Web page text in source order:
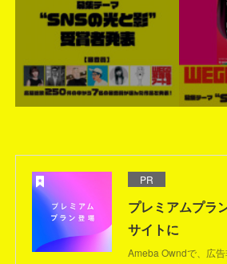
PR
プレミアムプラ
サイトに
Ameba Owndで、広